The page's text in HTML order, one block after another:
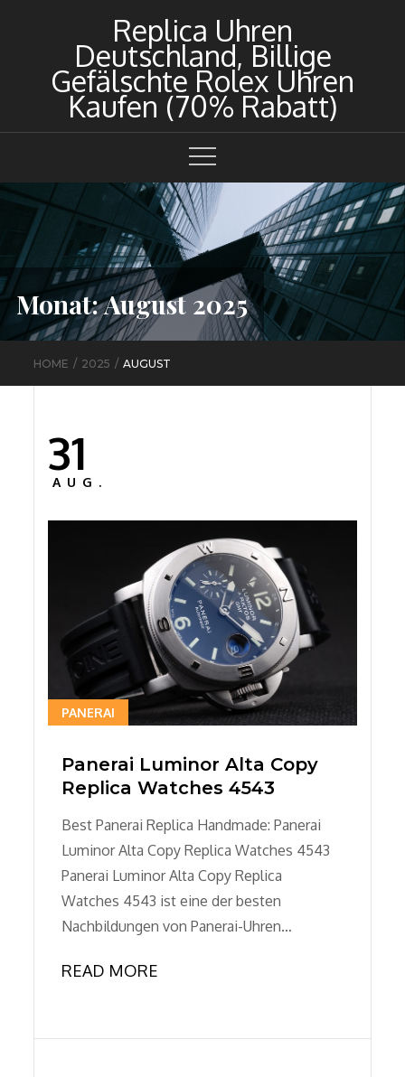
Replica Uhren
Deutschland, Billige
Gefälschte Rolex Uhren
Kaufen (70% Rabatt)
Monat:August 2025
HOME 2025 AUGUST
Posted
on
31
AUG.
PANERAI
Panerai Luminor Alta Copy
Replica Watches 4543
Best Panerai Replica Handmade: Panerai
Luminor Alta Copy Replica Watches 4543
Panerai Luminor Alta Copy Replica
Watches 4543 ist eine der besten
Nachbildungen von Panerai-Uhren…
READ MORE